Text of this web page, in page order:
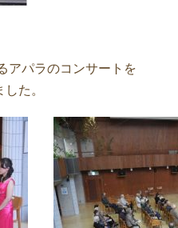
パラのコンサートを
た。